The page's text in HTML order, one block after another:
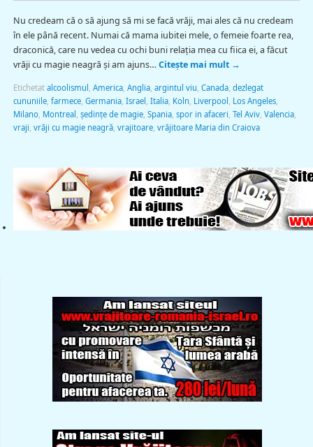
Nu credeam că o să ajung să mi se facă vrăji, mai ales că nu credeam
în ele până recent. Numai că mama iubitei mele, o femeie foarte rea,
draconică, care nu vedea cu ochi buni relaţia mea cu fiica ei, a făcut
vrăji cu magie neagră şi am ajuns… Citește mai mult →
Etichetat alcoolismul America, Anglia, argintul viu Canada, dezlegat
cununiile, farmece, Germania, Israel Italia, Koln Liverpool Los Angeles,
Milano, Montreal şedinţe de magie, Spania, spor in afaceri Tel Aviv, Valencia,
vraji vrăji cu magie neagră, vrajitoare, vrăjitoare Maria din Craiova